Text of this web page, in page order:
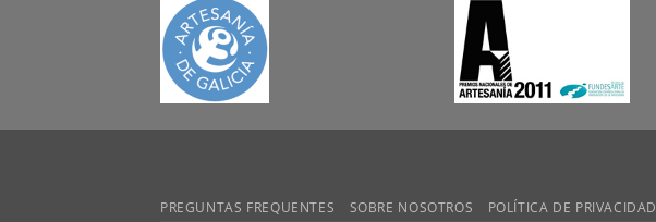
PREGUNTAS FREQUENTES SOBRE NOSOTROS POLÍTICA DE PRIVACIDAD